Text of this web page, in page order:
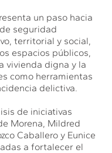
un paso hacia
seguridad
territorial y social,
espacios públicos,
vivienda digna y la
como herramientas
delictiva.
de iniciativas
Morena, Mildred
Caballero y Eunice
a fortalecer el